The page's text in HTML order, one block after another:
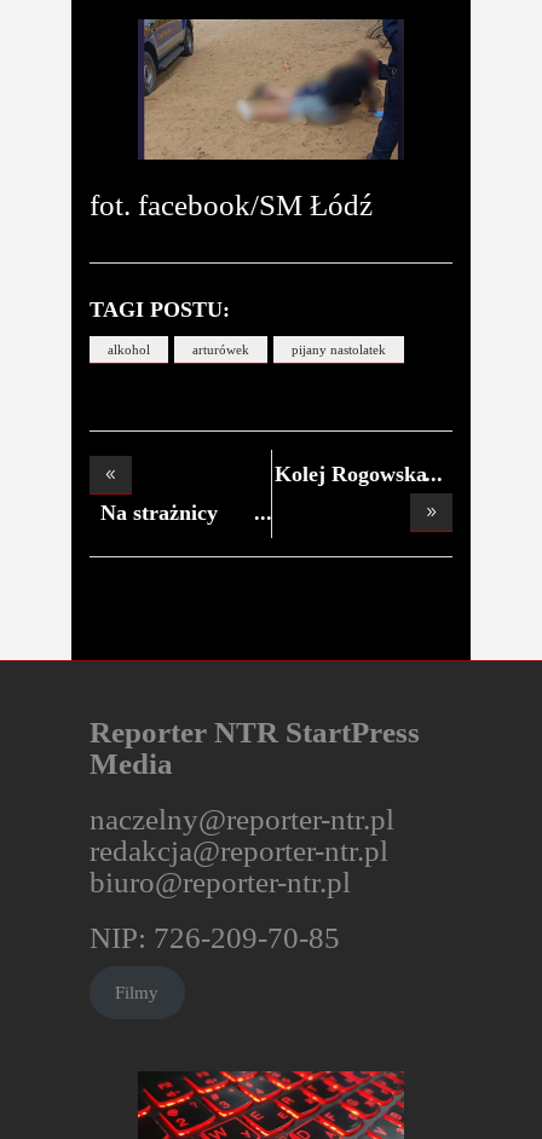
fot. facebook/SM Łódź
TAGI POSTU:
alkohol arturówek pijany nastolatek
Na strażnicy
Kolej Rogowska
Reporter NTR StartPress
Media
naczelny@reporter-ntr.pl
redakcja@reporter-ntr.pl
biuro@reporter-ntr.pl
NIP: 726-209-70-85
Filmy